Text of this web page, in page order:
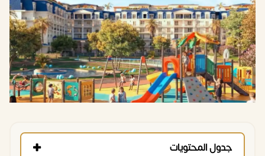
جدول المحتويات